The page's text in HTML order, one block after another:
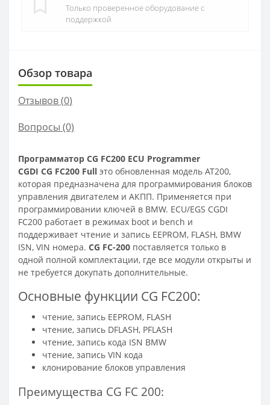
Только проверенное оборудование с
поддержкой
Обзор товара
Отзывов (0)
Вопросы (0)
Программатор CG FC200 ECU Programmer
CGDI CG FC200 Full это обновленная модель AT200,
которая предназначена для программирования блоков
управления двигателем и АКПП. Применяется при
программировании ключей в BMW. ECU/EGS CGDI
FC200 работает в режимах boot и bench и
поддерживает чтение и запись EEPROM, FLASH, BMW
ISN, VIN номера. CG FC-200 поставляется только в
одной полной комплектации, где все модули открыты и
не требуется докупать дополнительные.
Основные функции CG FC200:
чтение, запись EEPROM, FLASH
чтение, запись DFLASH, PFLASH
чтение, запись кода ISN BMW
чтение, запись VIN кода
клонирование блоков управления
Преимущества CG FC 200: